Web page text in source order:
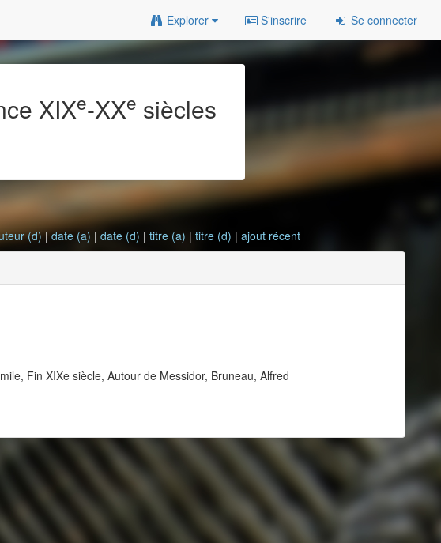
Explorer S'inscrire Se connecter
XIXe-XXe siècles
(d)|date (a) |date (d) |titre (a) |titre (d) |ajout récent
Fin XIXe siècle, Autour de Messidor, Bruneau, Alfred